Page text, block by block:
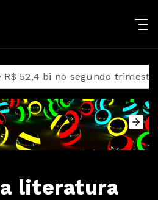
no segundo trimestre STF
literatura